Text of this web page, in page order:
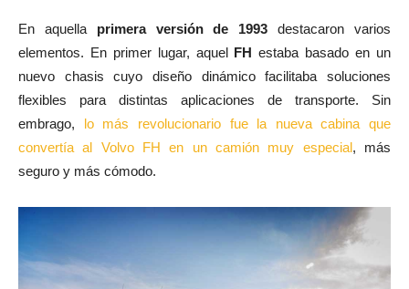
En aquella primera versión de 1993 destacaron varios
elementos. En primer lugar, aquel FH estaba basado en un
nuevo chasis cuyo diseño dinámico facilitaba soluciones
flexibles para distintas aplicaciones de transporte. Sin
embrago, lo más revolucionario fue la nueva cabina que
convertía al Volvo FH en un camión muy especial, más
seguro y más cómodo.